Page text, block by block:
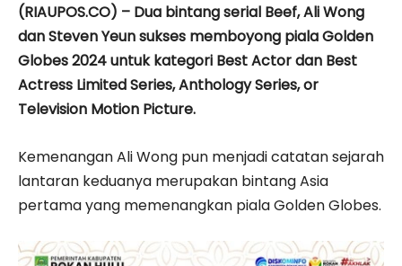
(RIAUPOS.CO) – Dua bintang serial Beef, Ali Wong
dan Steven Yeun sukses memboyong piala Golden
Globes 2024 untuk kategori Best Actor dan Best
Actress Limited Series, Anthology Series, or
Television Motion Picture.
Kemenangan Ali Wong pun menjadi catatan sejarah
lantaran keduanya merupakan bintang Asia
pertama yang memenangkan piala Golden Globes.